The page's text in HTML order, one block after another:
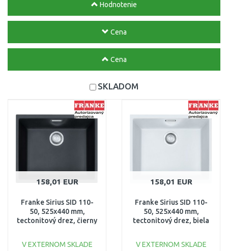
Hodnotenie
Cena
Cena
SKLADOM
158,01 EUR
Franke Sirius SID 110-
50, 525x440 mm,
tectonitový drez, čierny
V EXTERNOM SKLADE
158,01 EUR
Franke Sirius SID 110-
50, 525x440 mm,
tectonitový drez, biela
V EXTERNOM SKLADE